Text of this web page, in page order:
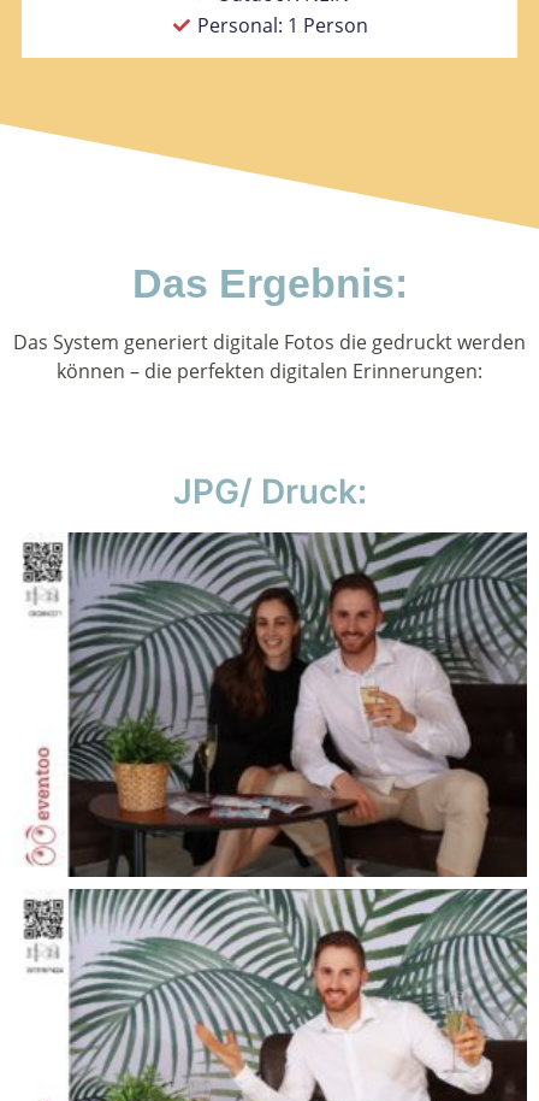
Personal: 1 Person
Das Ergebnis:
Das System generiert digitale Fotos die gedruckt werden
können – die perfekten digitalen Erinnerungen:
JPG/ Druck: